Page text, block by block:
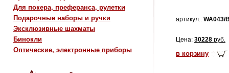
Для покера, преферанса, рулетки
Подарочные наборы и ручки
Эксклюзивные шахматы
Бинокли
Оптические, электронные приборы
артикул.: WA043/
Цена: 30228 руб.
в корзину